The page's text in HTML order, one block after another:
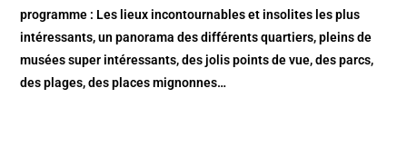
programme : Les lieux incontournables et insolites les plus
intéressants, un panorama des différents quartiers, pleins de
musées super intéressants, des jolis points de vue, des parcs,
des plages, des places mignonnes…